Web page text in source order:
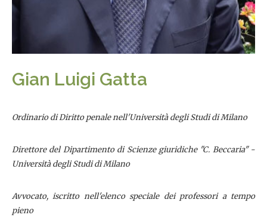
Gian Luigi Gatta
Ordinario di Diritto penale nell'Università degli Studi di Milano
Direttore del Dipartimento di Scienze giuridiche "C. Beccaria" -
Università degli Studi di Milano
Avvocato, iscritto nell'elenco speciale dei professori a tempo
pieno